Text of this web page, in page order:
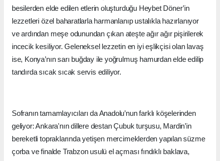
besilerden elde edilen etlerin oluşturduğu Heybet Döner’in
lezzetleri özel baharatlarla harmanlanıp ustalıkla hazırlanıyor
ve ardından meşe odunundan çıkan ateşte ağır ağır pişirilerek
incecik kesiliyor. Geleneksel lezzetin en iyi eşlikçisi olan lavaş
ise, Konya’nın sarı buğday ile yoğrulmuş hamurdan elde edilip
tandırda sıcak sıcak servis ediliyor.
Sofranın tamamlayıcıları da Anadolu’nun farklı köşelerinden
geliyor: Ankara'nın dillere destan Çubuk turşusu, Mardin’in
bereketli topraklarında yetişen mercimeklerden yapılan süzme
çorba ve finalde Trabzon usulü el açması fındıklı baklava,